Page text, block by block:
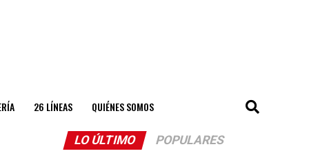
26 LÍNEAS QUIÉNES SOMOS
LO ÚLTIMO POPULARES